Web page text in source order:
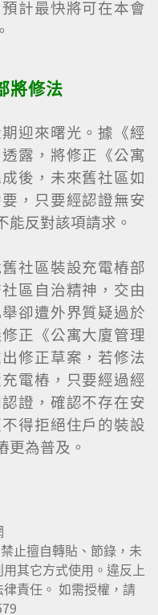
計最快將可在本會
將修法
迎來曙光。據《經
露，將修正《公寓
後，未來舊社區如
，只要經認證無安
反對該項請求。
社區裝設充電樁部
區自治精神，交由
卻遭外界質疑過於
正《公寓大廈管理
修正草案，若修法
電樁，只要經過經
證，確認不存在安
得拒絕住戶的裝設
更為普及。
止擅自轉貼、節錄，未
其它方式使用。違反上
責任。 如需授權，請